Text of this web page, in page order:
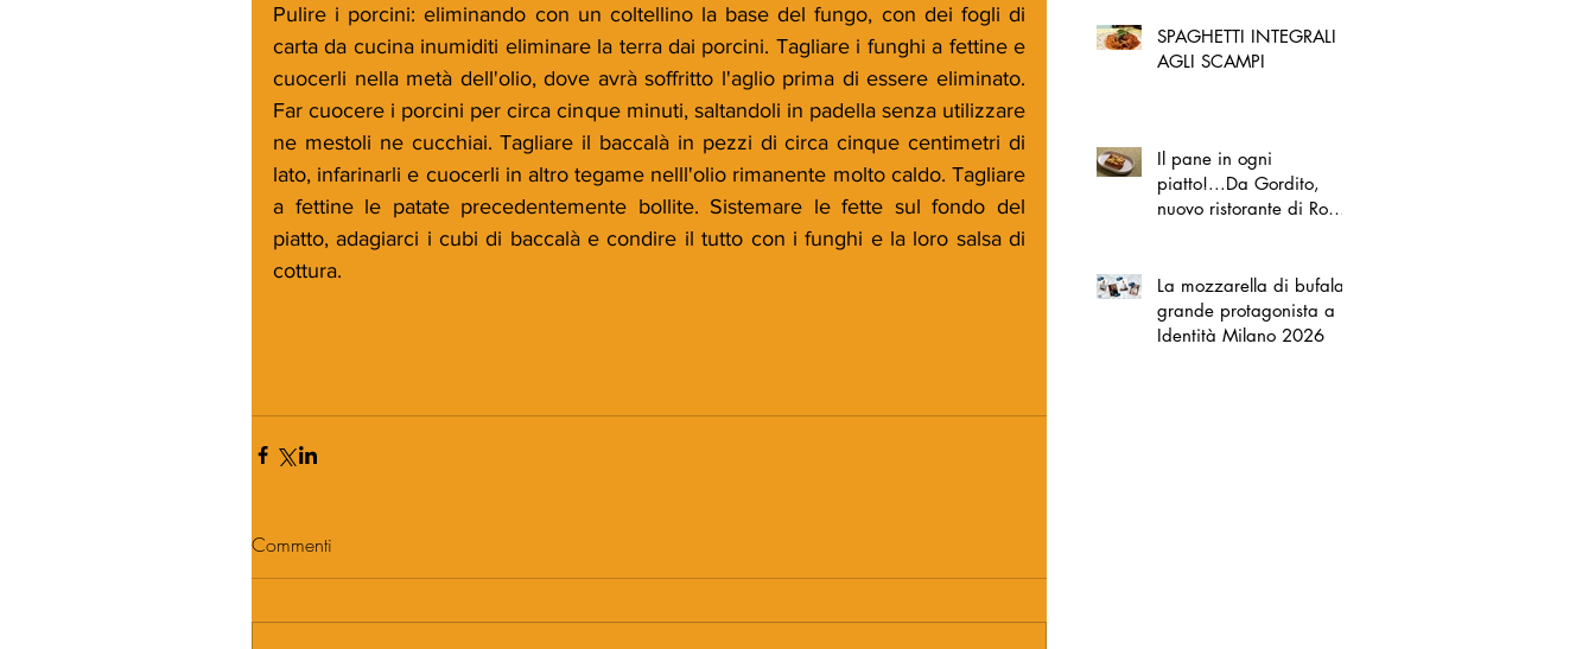
Pulire i porcini: eliminando con un coltellino la base del fungo, con dei fogli di
carta da cucina inumiditi eliminare la terra dai porcini. Tagliare i funghi a fettine e
cuocerli nella metà dell'olio, dove avrà soffritto l'aglio prima di essere eliminato.
Far cuocere i porcini per circa cinque minuti, saltandoli in padella senza utilizzare
ne mestoli ne cucchiai. Tagliare il baccalà in pezzi di circa cinque centimetri di
lato, infarinarli e cuocerli in altro tegame nelll'olio rimanente molto caldo. Tagliare
a fettine le patate precedentemente bollite. Sistemare le fette sul fondo del
piatto, adagiarci i cubi di baccalà e condire il tutto con i funghi e la loro salsa di
cottura.
Commenti
SPAGHETTI INTEGRALI
AGLI SCAMPI
Il pane in ogni
piatto!...Da Gordito,
nuovo ristorante di Roma
La mozzarella di bufala
grande protagonista a
Identità Milano 2026